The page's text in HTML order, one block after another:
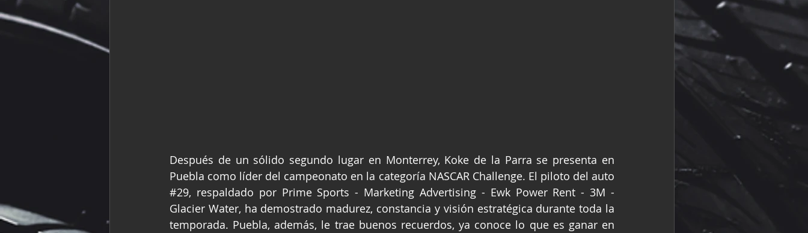
Después de un sólido segundo lugar en Monterrey, Koke de la Parra se presenta en
#29, respaldado por Prime Sports - Marketing Advertising - Ewk Power Rent - 3M -
Glacier Water, ha demostrado madurez, constancia y visión estratégica durante toda la
temporada. Puebla, además, le trae buenos recuerdos, ya conoce lo que es ganar en